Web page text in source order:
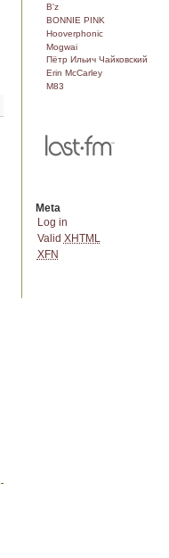
B'z
BONNIE PINK
Hooverphonic
Mogwai
Пётр Ильич Чайковский
Erin McCarley
M83
Meta
Log in
Valid XHTML
XFN